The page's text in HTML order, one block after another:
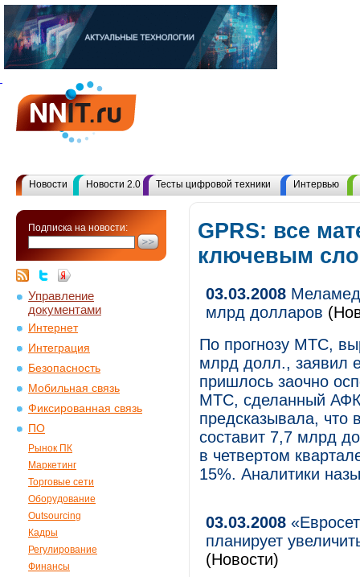
Новости Новости 2.0 Тесты цифровой техники Интервью
Подписка на новости:
Управление
документами
Интернет
Интеграция
Безопасность
Мобильная связь
Фиксированная связь
ПО
Рынок ПК
Маркетинг
Торговые сети
Оборудование
Outsourcing
Кадры
Регулирование
Финансы
GPRS: все
ключевым
03.03.2008
млрд долларов
По прогнозу МТС,
млрд долл., заявил
пришлось заочно
МТС, сделанный
предсказывала, что
составит 7,7 млрд
в четвертом
15%. Аналитики
03.03.2008
планирует
(Новости)